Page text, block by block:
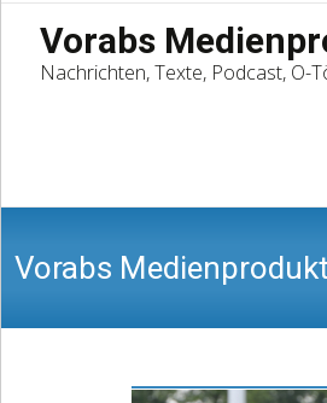
Vorabs
Nachrichten, Texte, Podcast, O-
Vorabs
Nachrichten, Texte,